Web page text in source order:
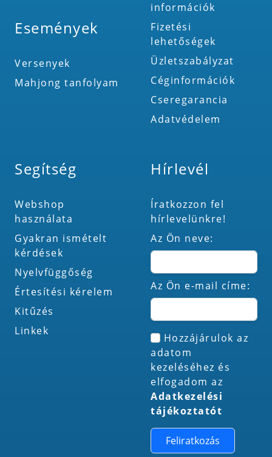
Események
Versenyek
Mahjong tanfolyam
információk
Fizetési
lehetőségek
Üzletszabályzat
Céginformációk
Cseregarancia
Adatvédelem
Segítség
Webshop
használata
Gyakran ismételt
kérdések
Nyelvfüggőség
Értesítési kérelem
Kitűzés
Linkek
Hírlevél
Íratkozzon fel
hírlevelünkre!
Az Ön neve:
Az Ön e-mail címe:
Hozzájárulok az
adatom
kezeléséhez és
elfogadom az
Adatkezelési
tájékoztatót
Feliratkozás